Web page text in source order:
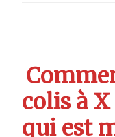
colis à X
qui est